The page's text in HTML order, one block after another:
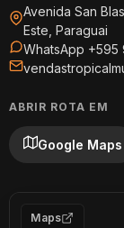
Avenida San
Este, Paraguai
WhatsApp +595
ABRIR ROTA EM
Google Maps
Maps